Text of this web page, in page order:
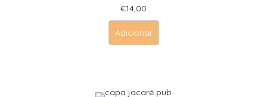
€14,00
Adicionar